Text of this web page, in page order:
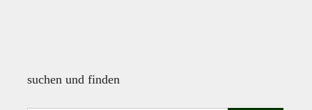
suchen und finden